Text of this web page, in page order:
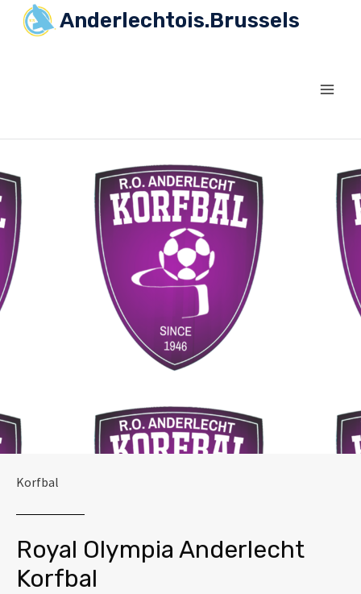
Anderlechtois.Brussels
Korfbal
Royal Olympia Anderlecht
Korfbal